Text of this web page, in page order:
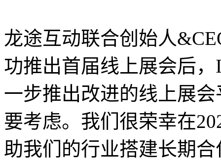
龙途互动联合创始人
功推出首届线上展会后
一步推出改进的线上展
要考虑。我们很荣幸在
助我们的行业搭建长期